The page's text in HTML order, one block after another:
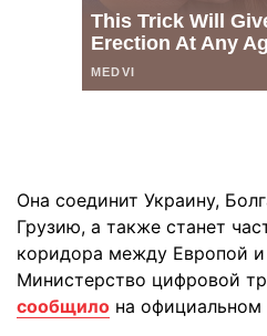
Она соединит Украину,
Грузию, а также станет
коридора между Европой
Министерство цифровой
сообщило на официальном